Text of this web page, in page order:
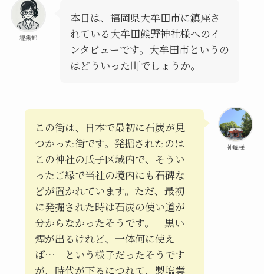
編集部
本日は、福岡県大牟田市に鎮座さ
れている大牟田熊野神社様へのイ
ンタビューです。大牟田市というの
はどういった町でしょうか。
神職様
この街は、日本で最初に石炭が見
つかった街です。発掘されたのは
この神社の氏子区域内で、そうい
ったご縁で当社の境内にも石碑な
どが置かれています。ただ、最初
に発掘された時は石炭の使い道が
分からなかったそうです。「黒い
煙が出るけれど、一体何に使え
ば…」という様子だったそうです
が、時代が下るにつれて、製塩業